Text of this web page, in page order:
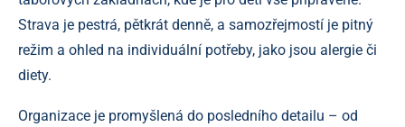
Strava je pestrá, pětkrát denně, a samozřejmostí je pitný
režim a ohled na individuální potřeby, jako jsou alergie či
diety.
Organizace je promyšlená do posledního detailu – od